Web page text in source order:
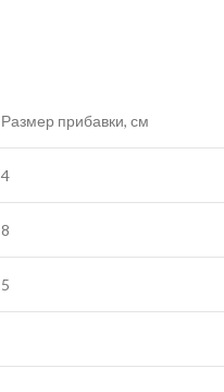
Размер прибавки, см
4
8
5